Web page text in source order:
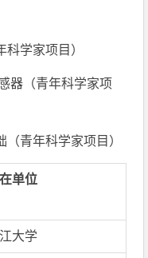
学家项目）
器（青年科学家项
青年科学家项目）
单位
大学